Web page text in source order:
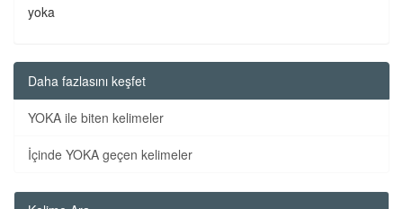
yoka
Daha fazlasını keşfet
YOKA ile biten kelimeler
İçinde YOKA geçen kelimeler